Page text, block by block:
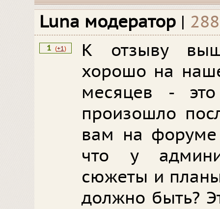
Luna модератор |
1 (+1)
К отзыву
хорошо на
месяцев -
произошло
вам на
что у
сюжеты и
должно быть?